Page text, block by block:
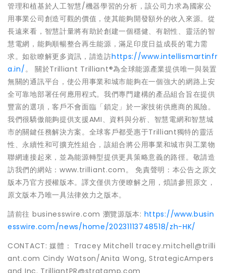
管理和植基於人工智慧/機器學習的分析，該公司力求為國家公
用事業公司創造可觀的價值，使其能夠開發額外的收入來源。從
長遠來看，智慧計量將有助於創建一個穩健、有韌性、靈活的智
慧電網，能夠順暢整合再生能源，滿足印度日益成長的電力需
求。如欲瞭解更多資訊，請造訪https://www.intellismartinfr
a.in/。 關於Trilliant Trilliant®為全球能源產業提供唯一與裝置
無關的通訊平台，使公用事業和城市能夠在一個強大的網路上安
全可靠地部署任何應用程式。我們專門建構的產品組合旨在提供
豐富的選項，客戶不會面臨「鎖定」於一家技術供應商的風險。
我們很驕傲能夠提供支援AMI、資料與分析、智慧電網和智慧城
市的關鍵任務解決方案。全球客戶都受惠于Trilliant獨特的靈活
性、永續性和可擴充性組合，該組合將公用事業和城市與工業物
聯網連接起來，並為能源轉型提供更具策略意義的路徑。敬請造
訪我們的網站：www.trilliant.com。 免責聲明：本公告之原文
版本乃官方授權版本。譯文僅供方便瞭解之用，煩請參照原文，
原文版本乃唯一具法律效力之版本。
請前往 businesswire.com 瀏覽源版本: https://www.busin
esswire.com/news/home/20231113748518/zh-HK/
CONTACT: 媒體： Tracey Mitchell tracey.mitchell@trilli
ant.com Cindy Watson/Anita Wong, StrategicAmpers
and Inc. TrilliantPR@stratamp.com